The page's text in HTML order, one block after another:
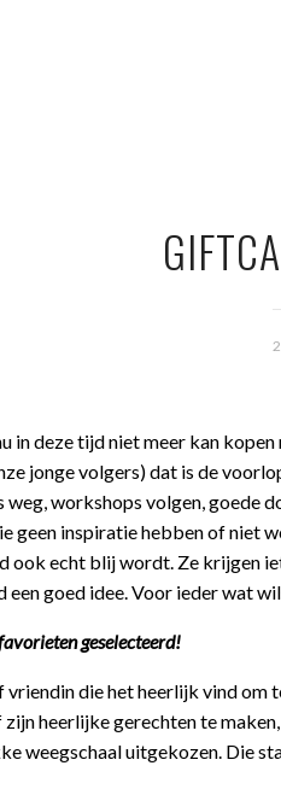
in deze tijd niet meer kan
jonge volgers) dat is de
weg, workshops volgen, goede
geen inspiratie hebben of niet
ook echt blij wordt. Ze krijgen
een goed idee. Voor ieder wat
geselecteerd!
vriendin die het heerlijk vind om
heerlijke gerechten te
weegschaal uitgekozen. Die